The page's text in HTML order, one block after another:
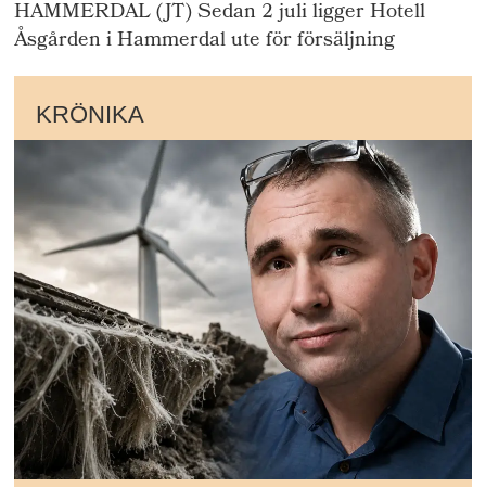
HAMMERDAL (JT) Sedan 2 juli ligger Hotell
Åsgården i Hammerdal ute för försäljning
KRÖNIKA